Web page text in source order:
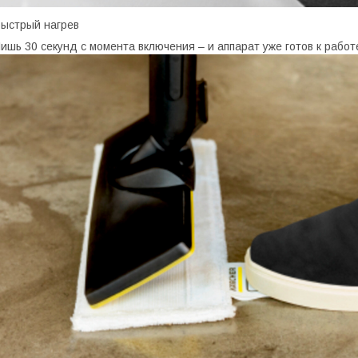
нагрев
30 секунд с момента включения – и аппарат уже готов к